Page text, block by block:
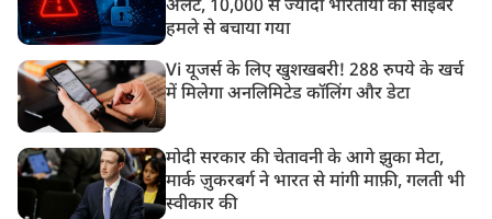
अलर्ट, 10,000 से ज्यादा भारतीयों को साइबर
हमले से बचाया गया
Vi यूजर्स के लिए खुशखबरी! 288 रुपये के खर्च
में मिलेगा अनलिमिटेड कॉलिंग और डेटा
मोदी सरकार की चेतावनी के आगे झुका मेटा,
मार्क ज़ुकरबर्ग ने भारत से मांगी माफ़ी, गलती भी
स्वीकार की